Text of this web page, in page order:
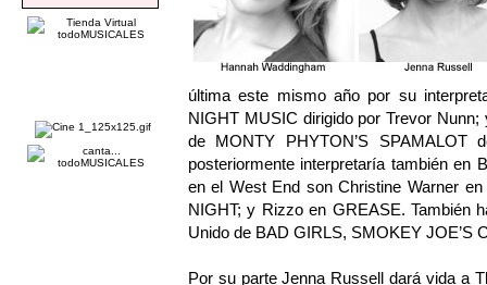
última este mismo año por su
NIGHT MUSIC dirigido por Trevor
de MONTY PHYTON’S
posteriormente interpretaría también en
en el West End son Christine Warner
NIGHT; y Rizzo en GREASE. También
Unido de BAD GIRLS, SMOKEY JOE’S
Por su parte Jenna Russell dará vida a